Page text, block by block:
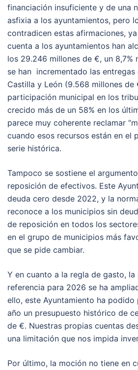
financiación insuficiente y de una
asfixia a los ayuntamientos, pero
contradicen estas afirmaciones,
cuenta a los ayuntamientos han
los 29.246 millones de €, un 8,7%
se han incrementado las entregas
Castilla y León (9.568 millones de
participación municipal en los
crecido más de un 58% en los
parece muy coherente reclamar
cuando esos recursos están en el
serie histórica.
Tampoco se sostiene el
reposición de efectivos. Este
deuda cero desde 2022, y la
reconoce a los municipios sin
de reposición en todos los
en el grupo de municipios más
que se pide cambiar.
Y en cuanto a la regla de gasto,
referencia para 2026 se ha
ello, este Ayuntamiento ha podido
año un presupuesto histórico de
de €. Nuestras propias cuentas
una limitación que nos impida
Por último, la moción no tiene en